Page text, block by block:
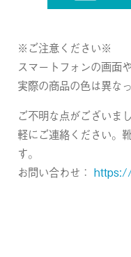
※ご注意ください※
スマートフォンの画面
実際の商品の色は異な
ご不明な点がございま
軽にご連絡ください。
す。
お問い合わせ：